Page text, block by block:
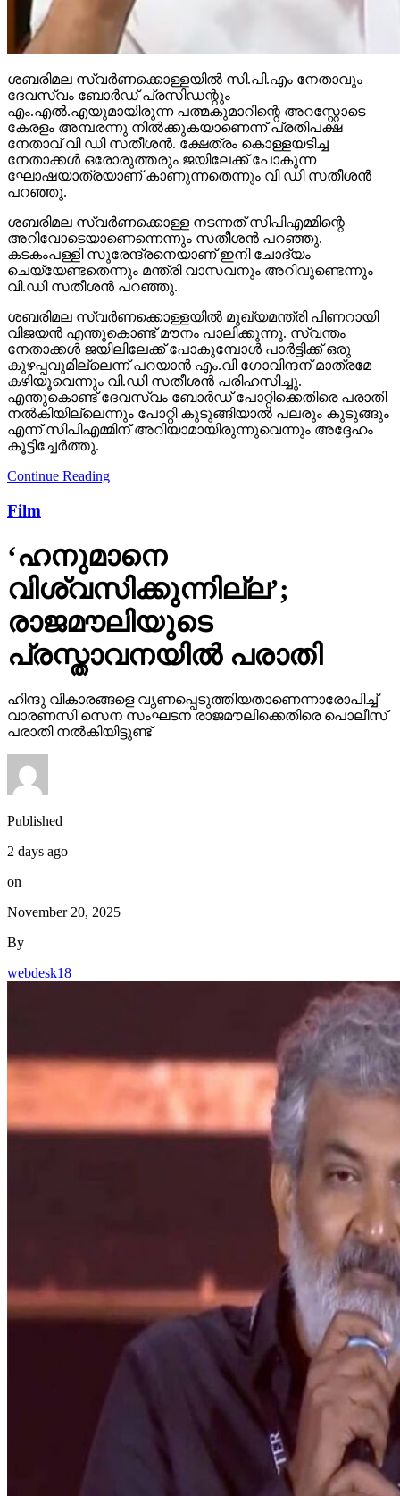
ശബരിമല സ്വര്‍ണക്കൊള്ളയില്‍ സി.പി.എം നേതാവും
ദേവസ്വം ബോര്‍ഡ് പ്രസിഡന്റും
എം.എല്‍.എയുമായിരുന്ന പത്മകുമാറിന്റെ അറസ്റ്റോടെ
കേരളം അമ്പരന്നു നില്‍ക്കുകയാണെന്ന് പ്രതിപക്ഷ
നേതാവ് വി ഡി സതീശന്‍. ക്ഷേത്രം കൊള്ളയടിച്ച
നേതാക്കള്‍ ഒരോരുത്തരും ജയിലേക്ക് പോകുന്ന
ഘോഷയാത്രയാണ് കാണുന്നതെന്നും വി ഡി സതീശന്‍
പറഞ്ഞു.
ശബരിമല സ്വര്‍ണക്കൊള്ള നടന്നത് സിപിഎമ്മിന്റെ
അറിവോടെയാണെന്നെന്നും സതീശന്‍ പറഞ്ഞു.
കടകംപള്ളി സുരേന്ദ്രനെയാണ് ഇനി ചോദ്യം
ചെയ്യേണ്ടതെന്നും മന്ത്രി വാസവനും അറിവുണ്ടെന്നും
വി.ഡി സതീശന്‍ പറഞ്ഞു.
ശബരിമല സ്വര്‍ണക്കൊള്ളയില്‍ മുഖ്യമന്ത്രി പിണറായി
വിജയന്‍ എന്തുകൊണ്ട് മൗനം പാലിക്കുന്നു. സ്വന്തം
നേതാക്കള്‍ ജയിലിലേക്ക് പോകുമ്പോള്‍ പാര്‍ട്ടിക്ക് ഒരു
കുഴപ്പവുമില്ലെന്ന് പറയാന്‍ എം.വി ഗോവിന്ദന് മാത്രമേ
കഴിയൂവെന്നും വി.ഡി സതീശന്‍ പരിഹസിച്ചു.
എന്തുകൊണ്ട് ദേവസ്വം ബോര്‍ഡ് പോറ്റിക്കെതിരെ പരാതി
നല്‍കിയില്ലെന്നും പോറ്റി കുടുങ്ങിയാല്‍ പലരും കുടുങ്ങും
എന്ന് സിപിഎമ്മിന് അറിയാമായിരുന്നുവെന്നും അദ്ദേഹം
കൂട്ടിച്ചേര്‍ത്തു.
Continue Reading
Film
‘ഹനുമാനെ
വിശ്വസിക്കുന്നില്ല’;
രാജമൗലിയുടെ
പ്രസ്താവനയില്‍ പരാതി
ഹിന്ദു വികാരങ്ങളെ വൃണപ്പെടുത്തിയതാണെന്നാരോപിച്ച്
വാരണസി സെന സംഘടന രാജമൗലിക്കെതിരെ പൊലീസ്
പരാതി നല്‍കിയിട്ടുണ്ട്
Published
2 days ago
on
November 20, 2025
By
webdesk18